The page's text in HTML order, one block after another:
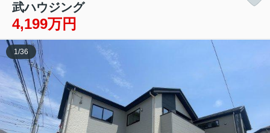
武ハウジング
4,199万円
1/36